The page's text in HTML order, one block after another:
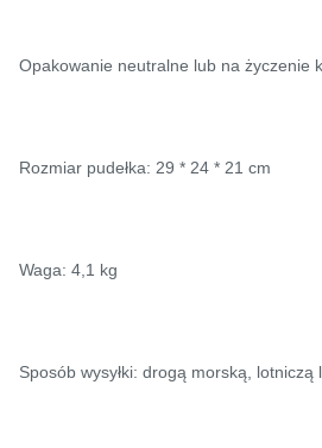
Opakowanie neutralne lub na życzenie
Rozmiar pudełka: 29 * 24 * 21 cm
Waga: 4,1 kg
Sposób wysyłki: drogą morską, lotniczą